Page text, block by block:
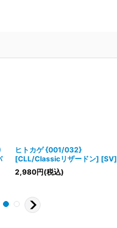
ヒトカゲ {001/032}
[CLL/Classicリザードン] [SV]
2,980円(税込)